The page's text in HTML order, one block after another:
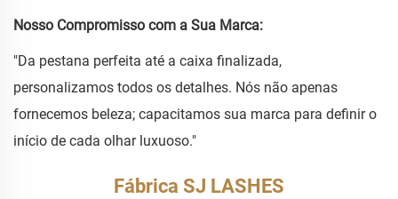
Nosso Compromisso com a Sua Marca:
"Da pestana perfeita até a caixa finalizada,
personalizamos todos os detalhes. Nós não apenas
fornecemos beleza; capacitamos sua marca para definir o
início de cada olhar luxuoso."
Fábrica SJ LASHES